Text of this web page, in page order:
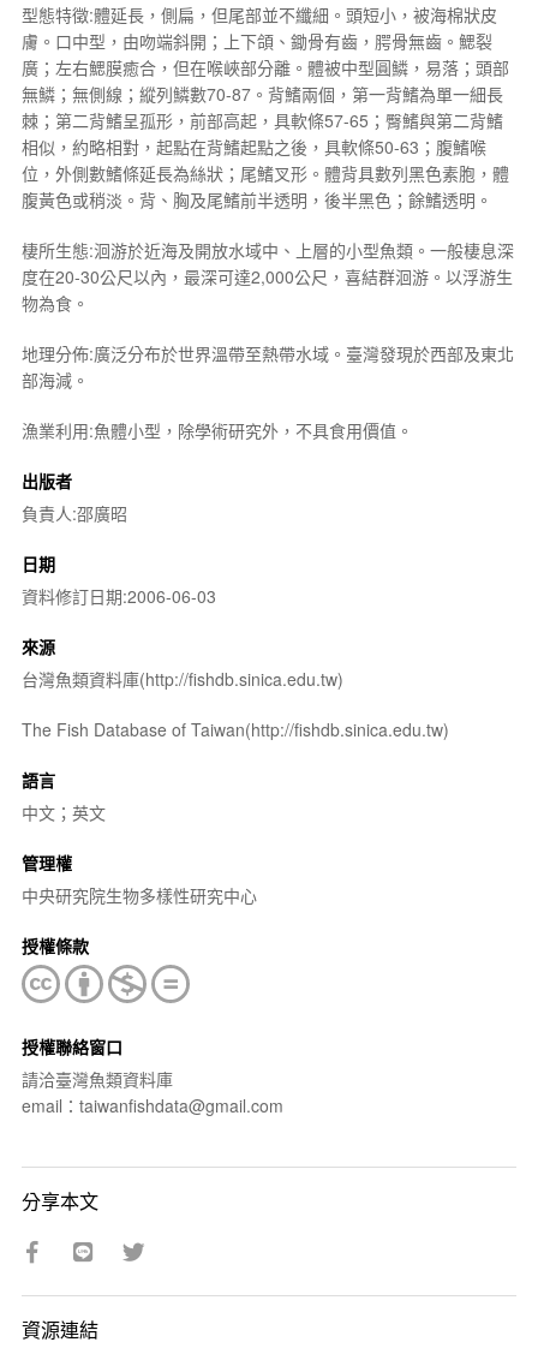
型態特徵:體延長，側扁，但尾部並不纖細。頭短小，被海棉狀皮
膚。口中型，由吻端斜開；上下頜、鋤骨有齒，腭骨無齒。鰓裂
廣；左右鰓膜癒合，但在喉峽部分離。體被中型圓鱗，易落；頭部
無鱗；無側線；縱列鱗數70-87。背鰭兩個，第一背鰭為單一細長
棘；第二背鰭呈孤形，前部高起，具軟條57-65；臀鰭與第二背鰭
相似，約略相對，起點在背鰭起點之後，具軟條50-63；腹鰭喉
位，外側數鰭條延長為絲狀；尾鰭叉形。體背具數列黑色素胞，體
腹黃色或稍淡。背、胸及尾鰭前半透明，後半黑色；餘鰭透明。
棲所生態:洄游於近海及開放水域中、上層的小型魚類。一般棲息深
度在20-30公尺以內，最深可達2,000公尺，喜結群洄游。以浮游生
物為食。
地理分佈:廣泛分布於世界溫帶至熱帶水域。臺灣發現於西部及東北
部海減。
漁業利用:魚體小型，除學術研究外，不具食用價值。
出版者
負責人:邵廣昭
日期
資料修訂日期:2006-06-03
來源
台灣魚類資料庫(http://fishdb.sinica.edu.tw)
The Fish Database of Taiwan(http://fishdb.sinica.edu.tw)
語言
中文；英文
管理權
中央研究院生物多樣性研究中心
授權條款
授權聯絡窗口
請洽臺灣魚類資料庫
email：taiwanfishdata@gmail.com
分享本文
資源連結